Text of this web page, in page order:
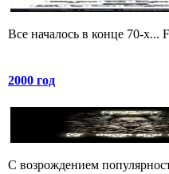
Все началось в конце 70-х...
2000 год
C возрождением